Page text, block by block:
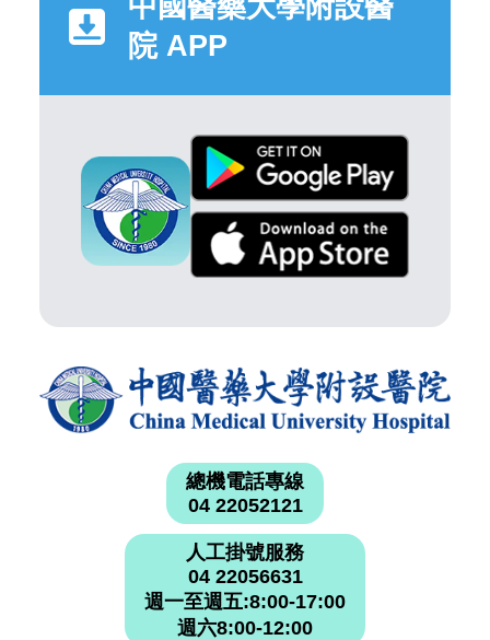
中國醫藥大學附設醫
院 APP
總機電話專線
04 22052121
人工掛號服務
04 22056631
週一至週五:8:00-17:00
週六8:00-12:00